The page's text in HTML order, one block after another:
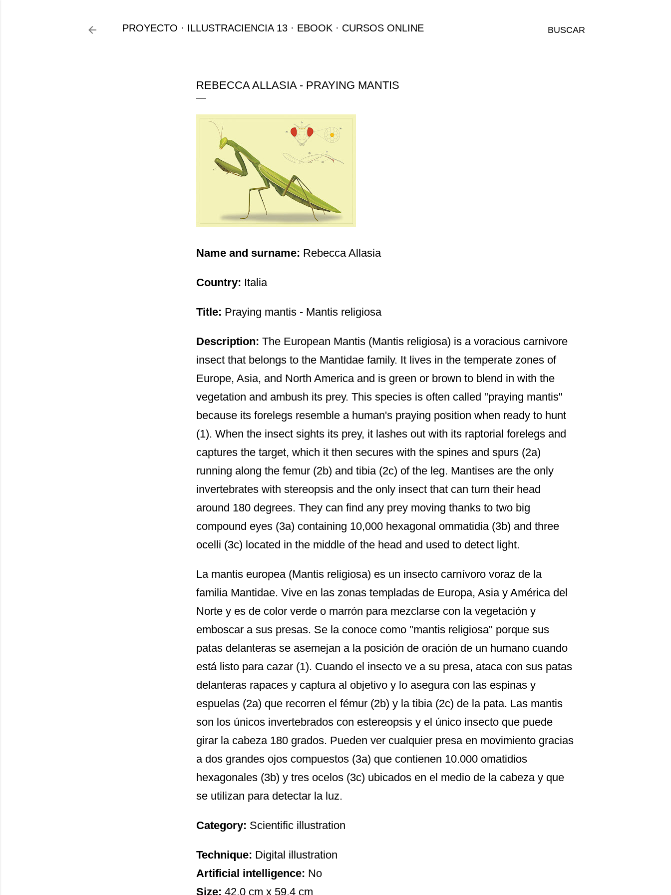
BUSCAR
PROYECTO ILLUSTRACIENCIA 13 EBOOK CURSOS ONLINE
REBECCA ALLASIA - PRAYING MANTIS
Name and surname: Rebecca Allasia
Country: Italia
Title: Praying mantis - Mantis religiosa
Description: The European Mantis (Mantis religiosa) is a voracious carnivore
insect that belongs to the Mantidae family. It lives in the temperate zones of
Europe, Asia, and North America and is green or brown to blend in with the
vegetation and ambush its prey. This species is often called "praying mantis"
because its forelegs resemble a human's praying position when ready to hunt
(1). When the insect sights its prey, it lashes out with its raptorial forelegs and
captures the target, which it then secures with the spines and spurs (2a)
running along the femur (2b) and tibia (2c) of the leg. Mantises are the only
invertebrates with stereopsis and the only insect that can turn their head
around 180 degrees. They can find any prey moving thanks to two big
compound eyes (3a) containing 10,000 hexagonal ommatidia (3b) and three
ocelli (3c) located in the middle of the head and used to detect light.
La mantis europea (Mantis religiosa) es un insecto carnívoro voraz de la
familia Mantidae. Vive en las zonas templadas de Europa, Asia y América del
Norte y es de color verde o marrón para mezclarse con la vegetación y
emboscar a sus presas. Se la conoce como "mantis religiosa" porque sus
patas delanteras se asemejan a la posición de oración de un humano cuando
está listo para cazar (1). Cuando el insecto ve a su presa, ataca con sus patas
delanteras rapaces y captura al objetivo y lo asegura con las espinas y
espuelas (2a) que recorren el fémur (2b) y la tibia (2c) de la pata. Las mantis
son los únicos invertebrados con estereopsis y el único insecto que puede
girar la cabeza 180 grados. Pueden ver cualquier presa en movimiento gracias
a dos grandes ojos compuestos (3a) que contienen 10.000 omatidios
hexagonales (3b) y tres ocelos (3c) ubicados en el medio de la cabeza y que
se utilizan para detectar la luz.
Category: Scientific illustration
Technique: Digital illustration
Artificial intelligence: No
Size: 42,0 cm x 59,4 cm